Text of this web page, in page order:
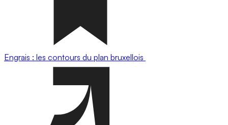
Engrais : les contours du plan bruxellois